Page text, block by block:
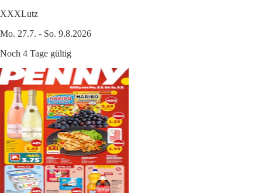
XXXLutz
Mo. 27.7. - So. 9.8.2026
Noch 4 Tage gültig